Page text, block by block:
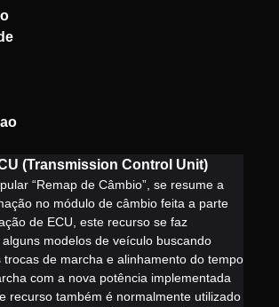
(Transmission Control Unit)
“Remap de Câmbio”, se resume a
no módulo de câmbio feita a parte
de ECU, este recurso se faz
modelos de veículo buscando
trocas de marcha e alinhamento do tempo
com a nova potência implementada
recurso também é normalmente utilizado